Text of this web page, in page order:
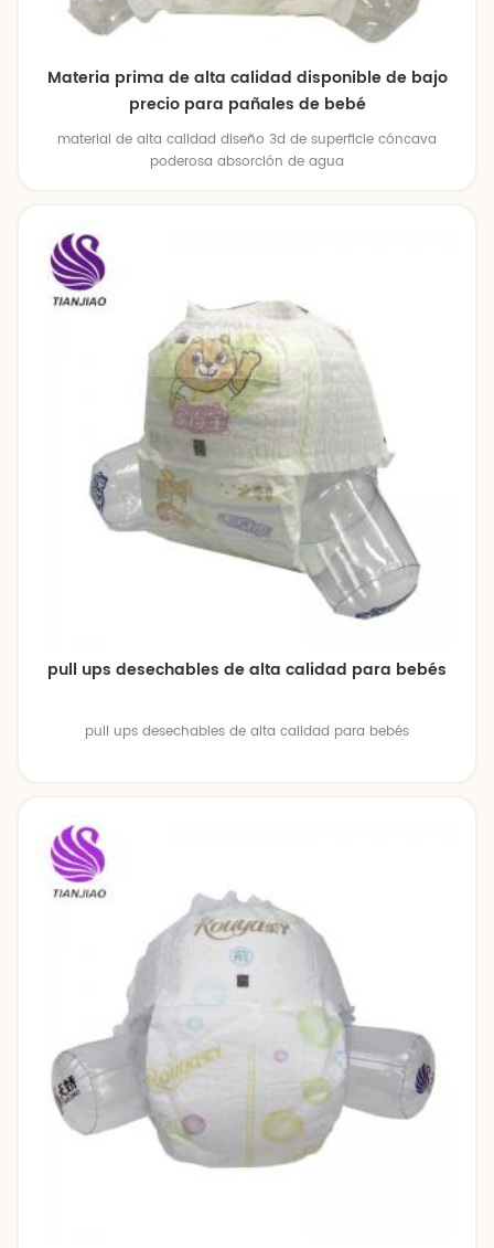
Materia prima de alta calidad disponible de bajo
precio para pañales de bebé
material de alta calidad diseño 3d de superficie cóncava
poderosa absorción de agua
pull ups desechables de alta calidad para bebés
pull ups desechables de alta calidad para bebés